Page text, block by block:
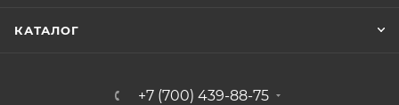
КАТАЛОГ
+7 (700) 439-88-75